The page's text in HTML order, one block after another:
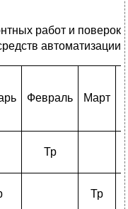
работ и поверок
автоматизации
Февраль Март
Тр
Тр